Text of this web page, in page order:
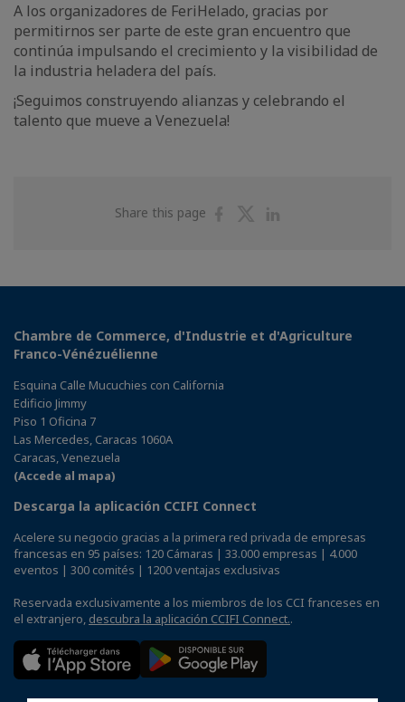
A los organizadores de FeriHelado, gracias por
permitirnos ser parte de este gran encuentro que
continúa impulsando el crecimiento y la visibilidad de
la industria heladera del país.
¡Seguimos construyendo alianzas y celebrando el
talento que mueve a Venezuela!
Share this page
ShareShare
Chambre de Commerce, d'Industrie et d'Agriculture
Franco-Vénézuélienne
Esquina Calle Mucuchies con California
Edificio Jimmy
Piso 1 Oficina 7
Las Mercedes, Caracas 1060A
Caracas, Venezuela
(Accede al mapa)
Descarga la aplicación CCIFI Connect
Acelere su negocio gracias a la primera red privada de empresas
francesas en 95 países: 120 Cámaras | 33.000 empresas | 4.000
eventos | 300 comités | 1200 ventajas exclusivas
Reservada exclusivamente a los miembros de los CCI franceses en
el extranjero, descubra la aplicación CCIFI Connect..